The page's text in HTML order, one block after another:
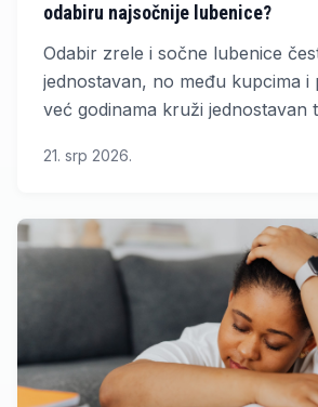
odabiru najsočnije lubenice?
Odabir zrele i sočne lubenice
jednostavan, no među kupcima i
već godinama kruži jednostavan
21. srp 2026.